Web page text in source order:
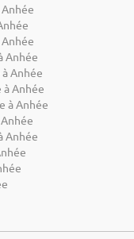
Anhée
Anhée
Anhée
à Anhée
Anhée